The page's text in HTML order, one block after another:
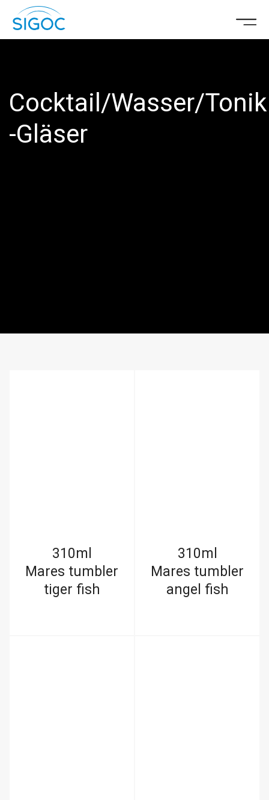
Cocktail/Wasser/Tonik
-Gläser
310ml
Mares tumbler
tiger fish
310ml
Mares tumbler
angel fish